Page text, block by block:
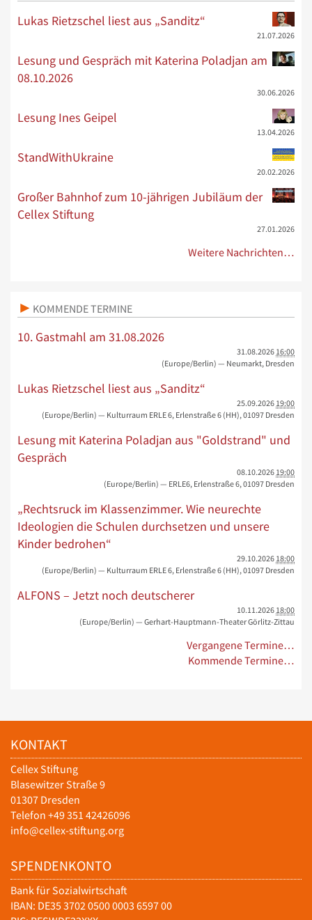
Lukas Rietzschel liest aus „Sanditz“
21.07.2026
Lesung und Gespräch mit Katerina Poladjan am
08.10.2026
30.06.2026
Lesung Ines Geipel
13.04.2026
StandWithUkraine
20.02.2026
Großer Bahnhof zum 10-jährigen Jubiläum der
Cellex Stiftung
27.01.2026
Weitere Nachrichten…
KOMMENDE TERMINE
10. Gastmahl am 31.08.2026
31.08.2026 16:00
(Europe/Berlin) — Neumarkt, Dresden
Lukas Rietzschel liest aus „Sanditz“
25.09.2026 19:00
(Europe/Berlin) — Kulturraum ERLE 6, Erlenstraße 6 (HH), 01097 Dresden
Lesung mit Katerina Poladjan aus "Goldstrand" und
Gespräch
08.10.2026 19:00
(Europe/Berlin) — ERLE6, Erlenstraße 6, 01097 Dresden
„Rechtsruck im Klassenzimmer. Wie neurechte
Ideologien die Schulen durchsetzen und unsere
Kinder bedrohen“
29.10.2026 18:00
(Europe/Berlin) — Kulturraum ERLE 6, Erlenstraße 6 (HH), 01097 Dresden
ALFONS – Jetzt noch deutscherer
10.11.2026 18:00
(Europe/Berlin) — Gerhart-Hauptmann-Theater Görlitz-Zittau
Vergangene Termine…
Kommende Termine…
KONTAKT
Cellex Stiftung
Blasewitzer Straße 9
01307 Dresden
Telefon +49 351 42426096
info@cellex-stiftung.org
SPENDENKONTO
Bank für Sozialwirtschaft
IBAN: DE35 3702 0500 0003 6597 00